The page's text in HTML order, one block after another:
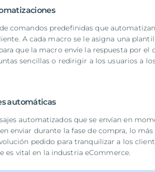
comandos predefinidas que
A cada macro se le asigna una
que la macro envíe la respuesta por el
sencillas o redirigir a los usuarios a
automáticas
automatizados que se envían en
enviar durante la fase de compra, lo
pedido para tranquilizar a los
es vital en la industria eCommerce.